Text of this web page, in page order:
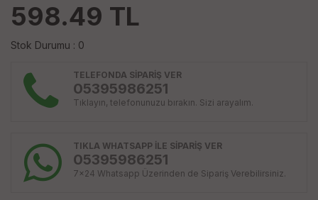
598.49 TL
Stok Durumu : 0
TELEFONDA SİPARİŞ VER
05395986251
Tıklayın, telefonunuzu bırakın. Sizi arayalım.
TIKLA WHATSAPP İLE SİPARİŞ VER
05395986251
7x24 Whatsapp Üzerinden de Sipariş Verebilirsiniz.